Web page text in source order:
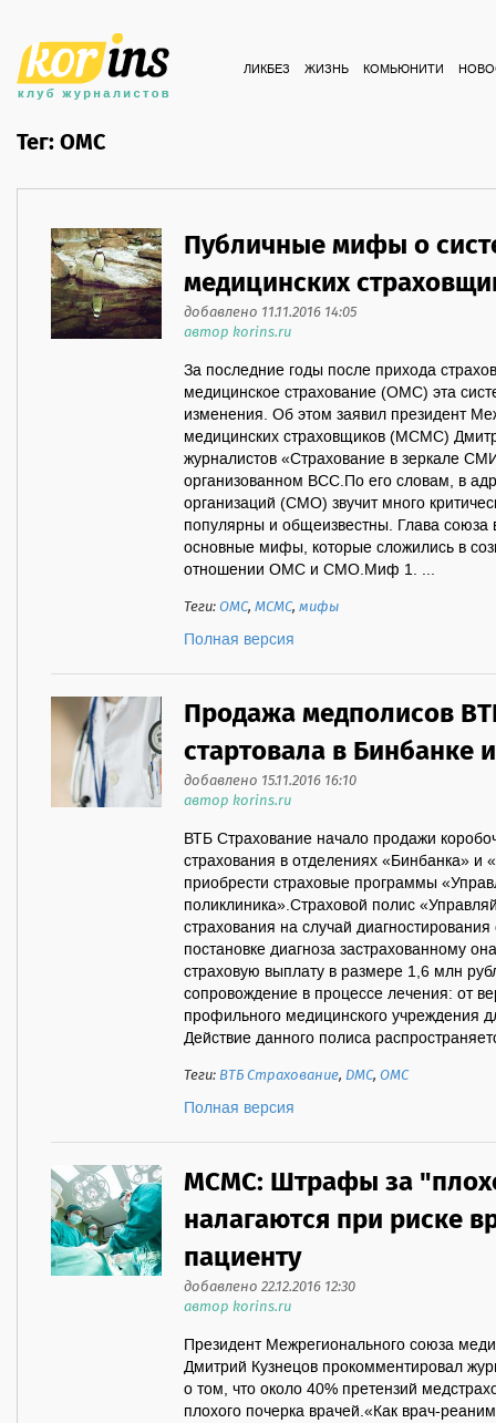
ЛИКБЕЗ ЖИЗНЬ КОМЬЮНИТИ
Тег: ОМС
Публичные мифы о
медицинских
добавлено 11.11.2016 14:05
автор korins.ru
За последние годы после прихода
медицинское страхование (ОМС) эта
изменения. Об этом заявил президент
медицинских страховщиков (МСМС)
журналистов «Страхование в зеркале
организованном ВСС.По его словам, в
организаций (СМО) звучит много
популярны и общеизвестны. Глава союза
основные мифы, которые сложились в
отношении ОМС и СМО.Миф 1. ...
Теги:ОМС,МСМС,мифы
Полная версия
Продажа медполисов
стартовала в Бинбанке
добавлено 15.11.2016 16:10
автор korins.ru
ВТБ Страхование начало продажи
страхования в отделениях «Бинбанка»
приобрести страховые программы
поликлиника».Страховой полис
страхования на случай
постановке диагноза застрахованному
страховую выплату в размере 1,6 млн
сопровождение в процессе лечения: от
профильного медицинского учреждения
Действие данного полиса
Теги:ВТБ Страхование, ДМС,ОМС
Полная версия
МСМС: Штрафы за
налагаются при риске
пациенту
добавлено 22.12.2016 12:30
автор korins.ru
Президент Межрегионального союза
Дмитрий Кузнецов прокомментировал
о том, что около 40% претензий
плохого почерка врачей.«Как врач-